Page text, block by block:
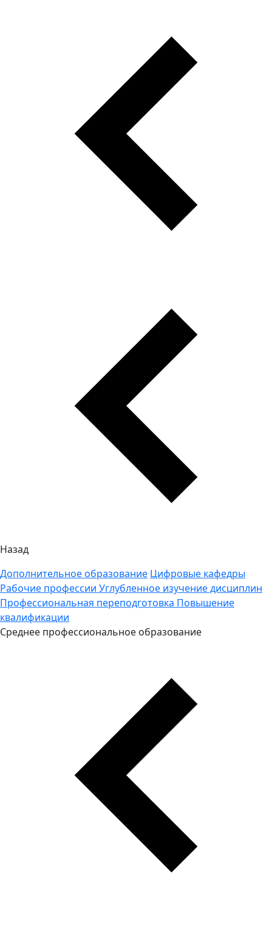
Назад
Дополнительное образование Цифровые кафедры
Рабочие профессии Углубленное изучение дисциплин
Профессиональная переподготовка Повышение
квалификации
Среднее профессиональное образование